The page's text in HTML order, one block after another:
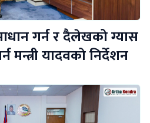
गर्न र दैलेखको ग्यास
यादवको निर्देशन